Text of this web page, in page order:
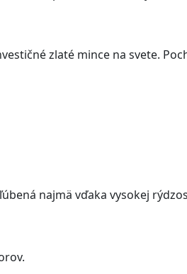
zlaté mince na svete.
najmä vďaka vysokej